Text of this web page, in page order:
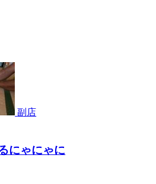
副店
にゃにゃに